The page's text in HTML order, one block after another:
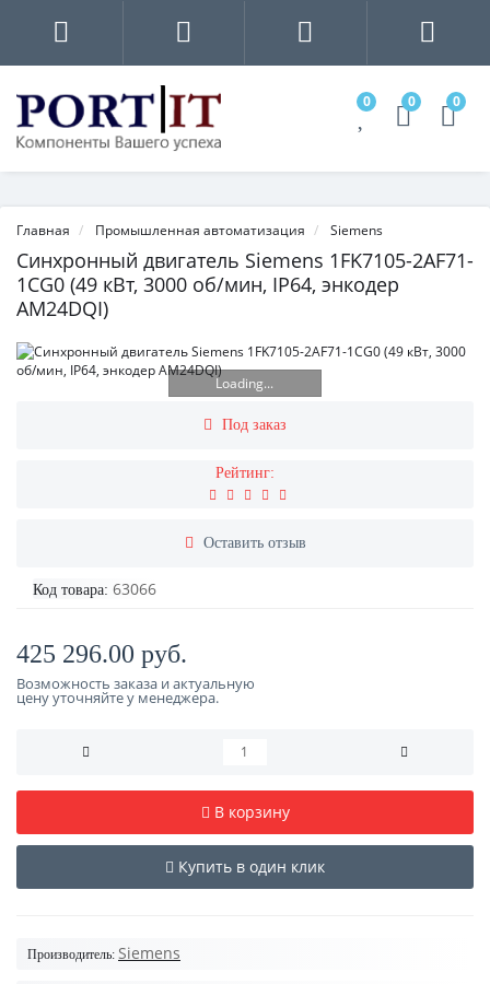
0 0 0
Главная Промышленная автоматизация Siemens
Синхронный двигатель Siemens 1FK7105-2AF71-
1CG0 (49 кВт, 3000 об/мин, IP64, энкодер
AM24DQI)
Loading...
Под заказ
Рейтинг:
Оставить отзыв
Код товара: 63066
425 296.00 руб.
Возможность заказа и актуальную
цену уточняйте у менеджера.
В корзину
Купить в один клик
Производитель: Siemens